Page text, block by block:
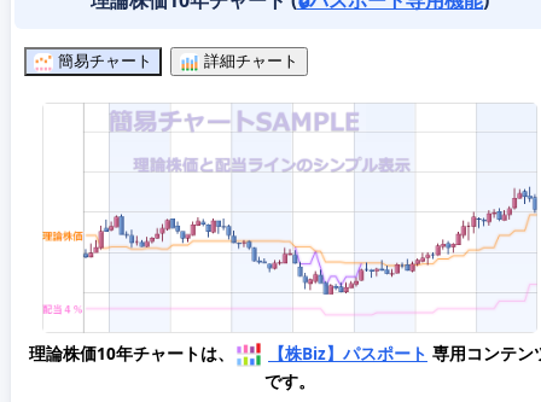
簡易チャート 詳細チャート
理論株価10年チャートは、 【株Biz】パスポート 専用コンテン
です。